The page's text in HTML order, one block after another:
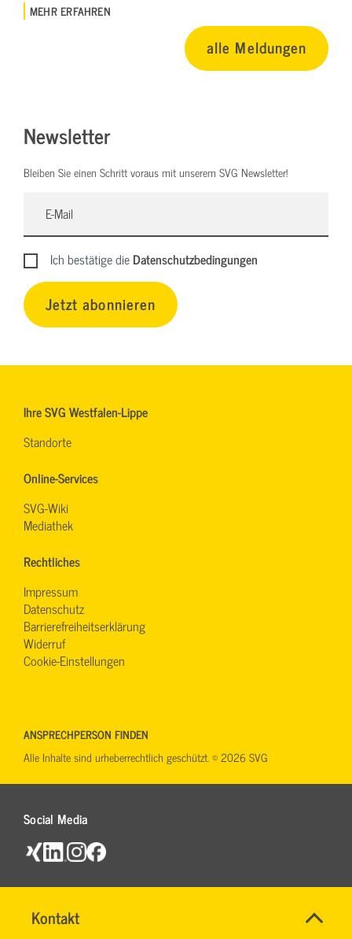
Kontakt
IHR
Name*
MEHR ERFAHREN
alle Meldungen
Newsletter
Bleiben Sie einen Schritt voraus mit unserem SVG Newsletter!
Ich bestätige dieDatenschutzbedingungen
Jetzt abonnieren
Ihre SVG Westfalen-Lippe
Standorte
Online-Services
SVG-Wiki
Mediathek
Rechtliches
Impressum
Datenschutz
Barrierefreiheitserklärung
Widerruf
Cookie-Einstellungen
Social Media
ANSPRECHPERSON FINDEN
Alle Inhalte sind urheberrechtlich geschützt. © 2026 SVG